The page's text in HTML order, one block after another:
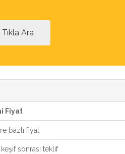
Tıkla Ara
Fiyat
bazlı fiyat
sonrası teklif